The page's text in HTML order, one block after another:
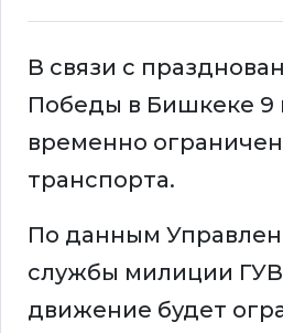
В связи с
Победы в Бишкеке 9
временно
транспорта.
По данным
службы милиции
движение будет